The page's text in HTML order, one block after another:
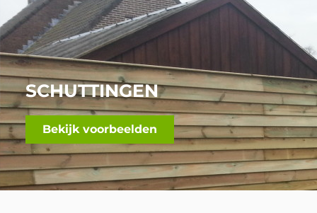
SCHUTTINGEN
Bekijk voorbeelden